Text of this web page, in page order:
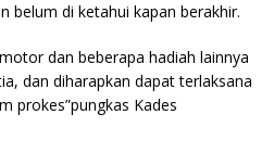
belum di ketahui kapan berakhir.
dan beberapa hadiah lainnya
dan diharapkan dapat terlaksana
prokes”pungkas Kades